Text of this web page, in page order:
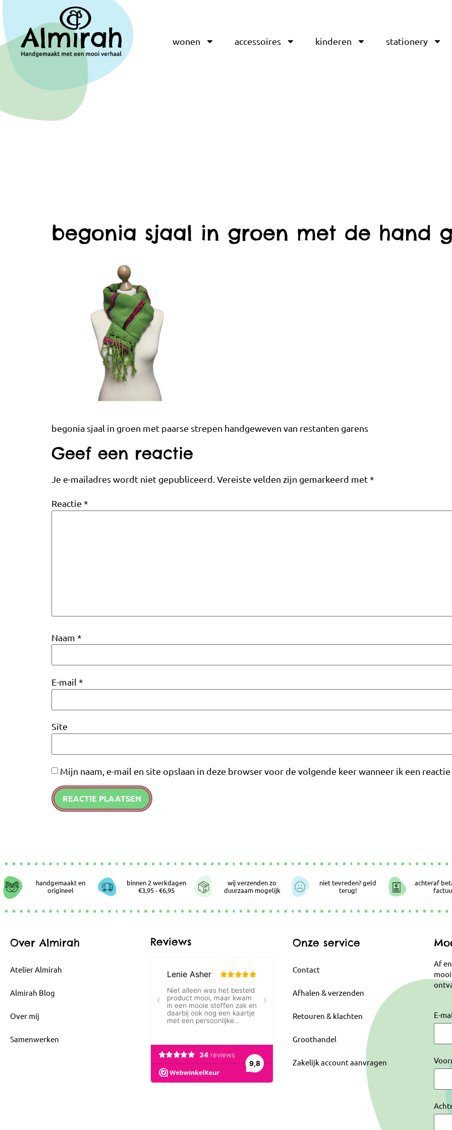
wonen accessoires kinderen stationery
begonia sjaal in groen met de hand
begonia sjaal in groen met paarse strepen handgeweven van restanten garens
Geef een reactie
Je e-mailadres wordt niet gepubliceerd. Vereiste velden zijn gemarkeerd met*
Reactie *
Naam *
E-mail *
Site
Mijn naam, e-mail en site opslaan in deze browser voor de volgende keer wanneer ik een
handgemaakt en
origineel
binnen 2 werkdagen
€3,95 - €6,95
wij verzenden zo
duurzaam mogelijk
niet tevreden? geld
terug!
achteraf
Over Almirah
Atelier Almirah
Almirah Blog
Over mij
Samenwerken
Reviews Onze service
Contact
Afhalen & verzenden
Retouren & klachten
Groothandel
Zakelijk account aanvragen
Af
E-